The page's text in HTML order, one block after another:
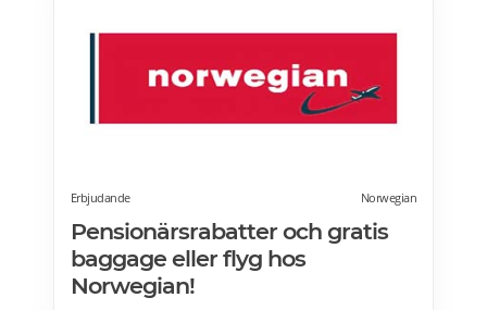
med giltig legitimation. Läs mer om
pensionärsrabatter hos VY här.
Erbjudande Norwegian
Pensionärsrabatter och gratis
baggage eller flyg hos
Norwegian!